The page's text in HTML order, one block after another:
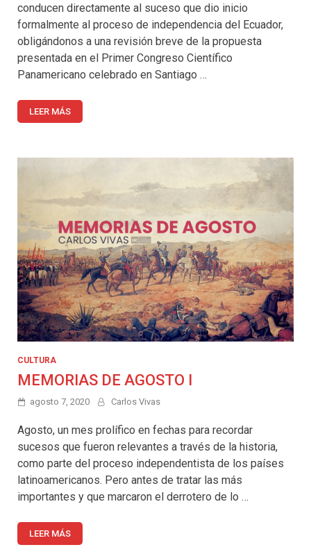
conducen directamente al suceso que dio inicio
formalmente al proceso de independencia del Ecuador,
obligándonos a una revisión breve de la propuesta
presentada en el Primer Congreso Científico
Panamericano celebrado en Santiago …
LEER MÁS
CULTURA
MEMORIAS DE AGOSTO I
agosto 7, 2020 Carlos Vivas
Agosto, un mes prolífico en fechas para recordar
sucesos que fueron relevantes a través de la historia,
como parte del proceso independentista de los países
latinoamericanos. Pero antes de tratar las más
importantes y que marcaron el derrotero de lo …
LEER MÁS